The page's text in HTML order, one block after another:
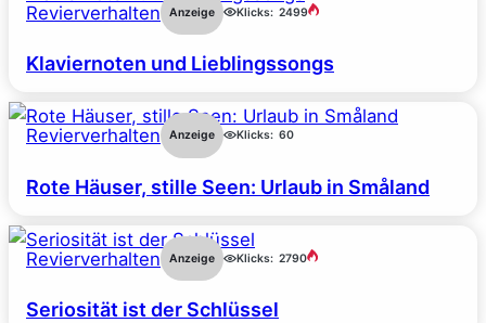
Revierverhalten Anzeige Klicks: 2499
Klaviernoten und Lieblingssongs
Revierverhalten Anzeige Klicks: 60
Rote Häuser, stille Seen: Urlaub in Småland
Revierverhalten Anzeige Klicks: 2790
Seriosität ist der Schlüssel